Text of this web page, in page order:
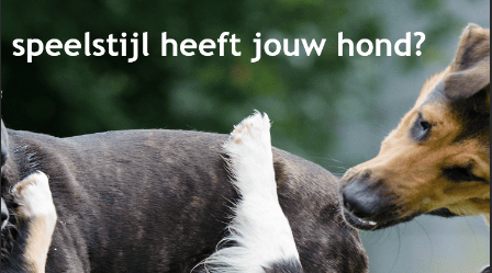
TOEVOEGEN AAN WINKELWAGEN